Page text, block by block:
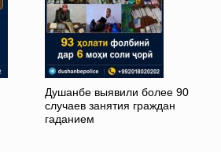
Душанбе выявили более 90
случаев занятия граждан
гаданием